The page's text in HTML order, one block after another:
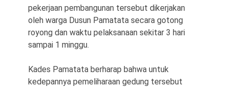
pekerjaan pembangunan tersebut dikerjakan
oleh warga Dusun Pamatata secara gotong
royong dan waktu pelaksanaan sekitar 3 hari
sampai 1 minggu.
Kades Pamatata berharap bahwa untuk
kedepannya pemeliharaan gedung tersebut